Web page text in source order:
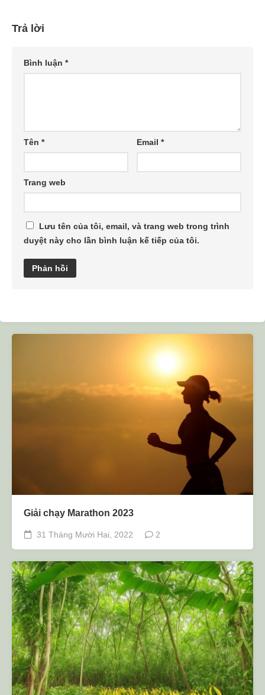
Trả lời
Bình luận *
Tên * Email*
Trang web
Lưu tên của tôi, email, và trang web trong trình
duyệt này cho lần bình luận kế tiếp của tôi.
Giải chạy Marathon 2023
31 Tháng Mười Hai, 2022 2